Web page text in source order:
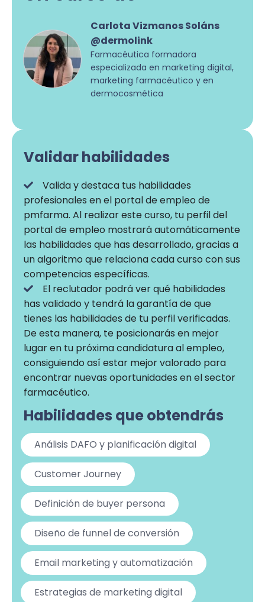
Responsables de marketing digital del sector
que quieran actualizar sus conocimientos y
seguir formándose en el sector farmacéutico.
Si tienes interés en formarte en marketing
digital para ser el futuro profesional de la
marketing relacionado con este sector.
Profesionales de la industria farmacéutica y
con interés en introducirse en el marketing
digital.
Carlota Vizmanos Soláns
@dermolink
Farmacéutica formadora
especializada en marketing digital,
marketing farmacéutico y en
dermocosmética
Validar habilidades
Valida y destaca tus habilidades
profesionales en el portal de empleo de
pmfarma. Al realizar este curso, tu perfil del
portal de empleo mostrará automáticamente
las habilidades que has desarrollado, gracias a
un algoritmo que relaciona cada curso con sus
competencias específicas.
El reclutador podrá ver qué habilidades
has validado y tendrá la garantía de que
tienes las habilidades de tu perfil verificadas.
De esta manera, te posicionarás en mejor
lugar en tu próxima candidatura al empleo,
consiguiendo así estar mejor valorado para
encontrar nuevas oportunidades en el sector
farmacéutico.
Habilidades que obtendrás
Análisis DAFO y planificación digital
Customer Journey
Definición de buyer persona
Diseño de funnel de conversión
Email marketing y automatización
Estrategias de marketing digital